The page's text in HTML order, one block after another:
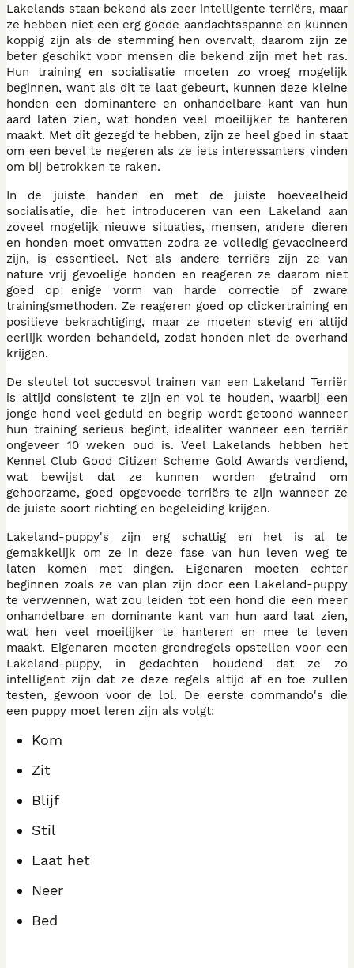
Lakelands staan bekend als zeer intelligente terriërs, maar
ze hebben niet een erg goede aandachtsspanne en kunnen
koppig zijn als de stemming hen overvalt, daarom zijn ze
beter geschikt voor mensen die bekend zijn met het ras.
Hun training en socialisatie moeten zo vroeg mogelijk
beginnen, want als dit te laat gebeurt, kunnen deze kleine
honden een dominantere en onhandelbare kant van hun
aard laten zien, wat honden veel moeilijker te hanteren
maakt. Met dit gezegd te hebben, zijn ze heel goed in staat
om een bevel te negeren als ze iets interessanters vinden
om bij betrokken te raken.
In de juiste handen en met de juiste hoeveelheid
socialisatie, die het introduceren van een Lakeland aan
zoveel mogelijk nieuwe situaties, mensen, andere dieren
en honden moet omvatten zodra ze volledig gevaccineerd
zijn, is essentieel. Net als andere terriërs zijn ze van
nature vrij gevoelige honden en reageren ze daarom niet
goed op enige vorm van harde correctie of zware
trainingsmethoden. Ze reageren goed op clickertraining en
positieve bekrachtiging, maar ze moeten stevig en altijd
eerlijk worden behandeld, zodat honden niet de overhand
krijgen.
De sleutel tot succesvol trainen van een Lakeland Terriër
is altijd consistent te zijn en vol te houden, waarbij een
jonge hond veel geduld en begrip wordt getoond wanneer
hun training serieus begint, idealiter wanneer een terriër
ongeveer 10 weken oud is. Veel Lakelands hebben het
Kennel Club Good Citizen Scheme Gold Awards verdiend,
wat bewijst dat ze kunnen worden getraind om
gehoorzame, goed opgevoede terriërs te zijn wanneer ze
de juiste soort richting en begeleiding krijgen.
Lakeland-puppy's zijn erg schattig en het is al te
gemakkelijk om ze in deze fase van hun leven weg te
laten komen met dingen. Eigenaren moeten echter
beginnen zoals ze van plan zijn door een Lakeland-puppy
te verwennen, wat zou leiden tot een hond die een meer
onhandelbare en dominante kant van hun aard laat zien,
wat hen veel moeilijker te hanteren en mee te leven
maakt. Eigenaren moeten grondregels opstellen voor een
Lakeland-puppy, in gedachten houdend dat ze zo
intelligent zijn dat ze deze regels altijd af en toe zullen
testen, gewoon voor de lol. De eerste commando's die
een puppy moet leren zijn als volgt:
Kom
Zit
Blijf
Stil
Laat het
Neer
Bed